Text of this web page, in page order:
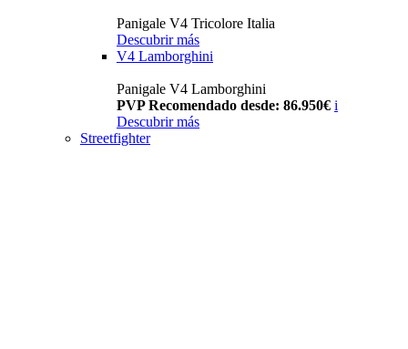
Panigale V4 Tricolore Italia
Descubrir más
V4 Lamborghini
Panigale V4 Lamborghini
PVP Recomendado desde: 86.950€ i
Descubrir más
Streetfighter